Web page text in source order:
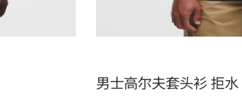
男士高尔夫套头衫 拒水